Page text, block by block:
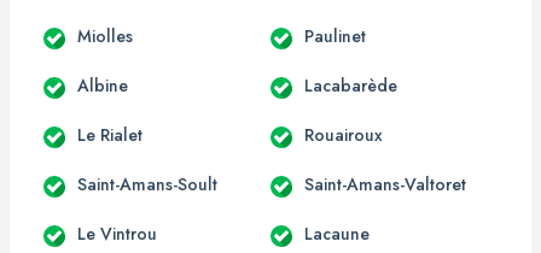
Miolles Paulinet
Albine Lacabarède
Le Rialet Rouairoux
Saint-Amans-Soult Saint-Amans-Valtoret
Le Vintrou Lacaune